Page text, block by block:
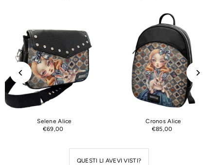
Selene Alice
€69,00
Cronos Alice
€85,00
QUESTI LI AVEVI VISTI?